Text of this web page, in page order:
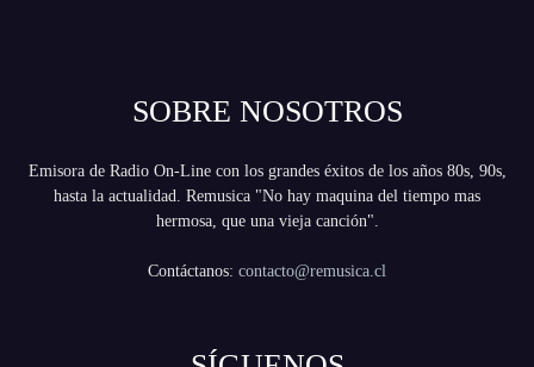
SOBRE NOSOTROS
Emisora de Radio On-Line con los grandes éxitos de los años 80s, 90s,
hasta la actualidad. Remusica "No hay maquina del tiempo mas
hermosa, que una vieja canción".
Contáctanos: contacto@remusica.cl